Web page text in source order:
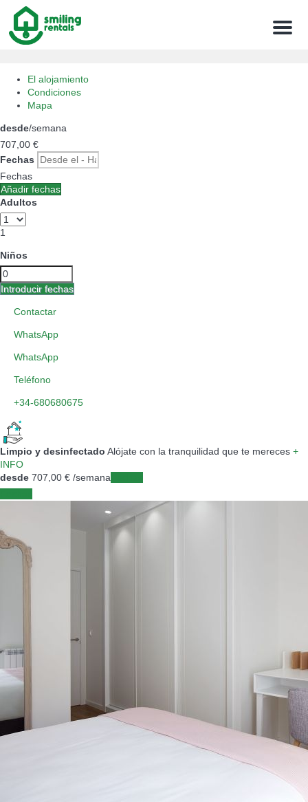
Menu
El alojamiento
Condiciones
Mapa
desde/semana
707, 00 €
Fechas
Fechas
Añadir fechas
Adultos
1
Niños
Introducir fechas
Contactar
WhatsApp
WhatsApp
Teléfono
+34-680680675
Limpio y desinfectado Alójate con la tranquilidad que te mereces +
INFO
desde 707, 00 € /semana